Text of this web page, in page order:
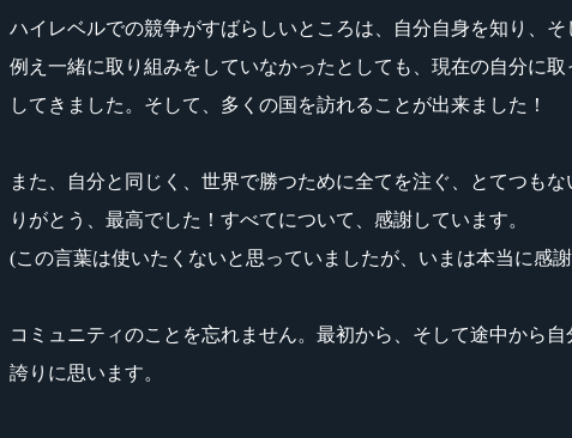
ハイレベルでの競争がすばらしいところは、自分自身を知り、
例え一緒に取り組みをしていなかったとしても、現在の自分に
してきました。そして、多くの国を訪れることが出来ました！
また、自分と同じく、世界で勝つために全てを注ぐ、とてつも
りがとう、最高でした！すべてについて、感謝しています。
(この言葉は使いたくないと思っていましたが、いまは本当に感
コミュニティのことを忘れません。最初から、そして途中から
誇りに思います。